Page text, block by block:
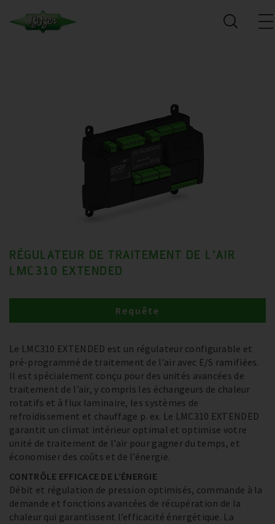
RÉGULATEUR DE TRAITEMENT DE L’AIR
LMC310 EXTENDED
Le LMC310 EXTENDED est un régulateur configurable et
pré-programmé de traitement de l’air avec E/S ramifiées.
Il est spécialement conçu pour des unités avancées de
traitement de l’air, y compris les échangeurs de chaleur
rotatifs et à flux laminaire, les systèmes de
refroidissement et chauffage p. ex. Le LMC310 EXTENDED
garantit un climat intérieur optimal et optimise votre
unité de traitement de l’air pour gagner du temps, et
économiser des coûts et de l’énergie.
CONTRÔLE EFFICACE DE L’ÉNERGIE
Débit et régulation de pression optimisés, commande à la
demande et fonctions avancées de récupération de la
chaleur qui garantissent l’efficacité énergétique. La
Requête